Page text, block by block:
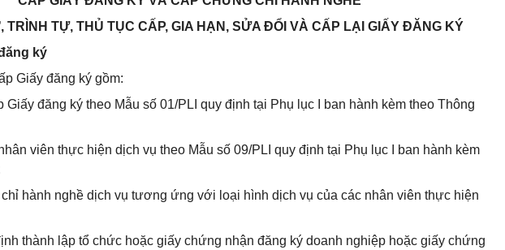
TRÌNH TỰ, THỦ TỤC CẤP, GIA HẠN, SỬA ĐỔI VÀ CẤP LẠI GIẤY ĐĂNG KÝ
ký
Giấy đăng ký gồm:
đăng ký theo Mẫu số 01/PLI quy định tại Phụ lục I ban hành kèm theo Thông
viên thực hiện dịch vụ theo Mẫu số 09/PLI quy định tại Phụ lục I ban hành kèm
hành nghề dịch vụ tương ứng với loại hình dịch vụ của các nhân viên thực hiện
thành lập tổ chức hoặc giấy chứng nhận đăng ký doanh nghiệp hoặc giấy chứng